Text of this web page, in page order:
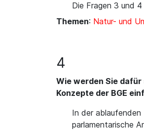
Die Fragen 3 und
Themen: Natur- und
4
Wie werden Sie dafür
Konzepte der BGE
In der
parlamentarische